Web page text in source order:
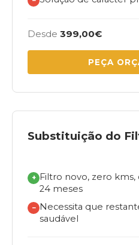
Desde 399,00€
PEÇA
Substituição do
+ Filtro novo, zero
24 meses
− Necessita que
saudável